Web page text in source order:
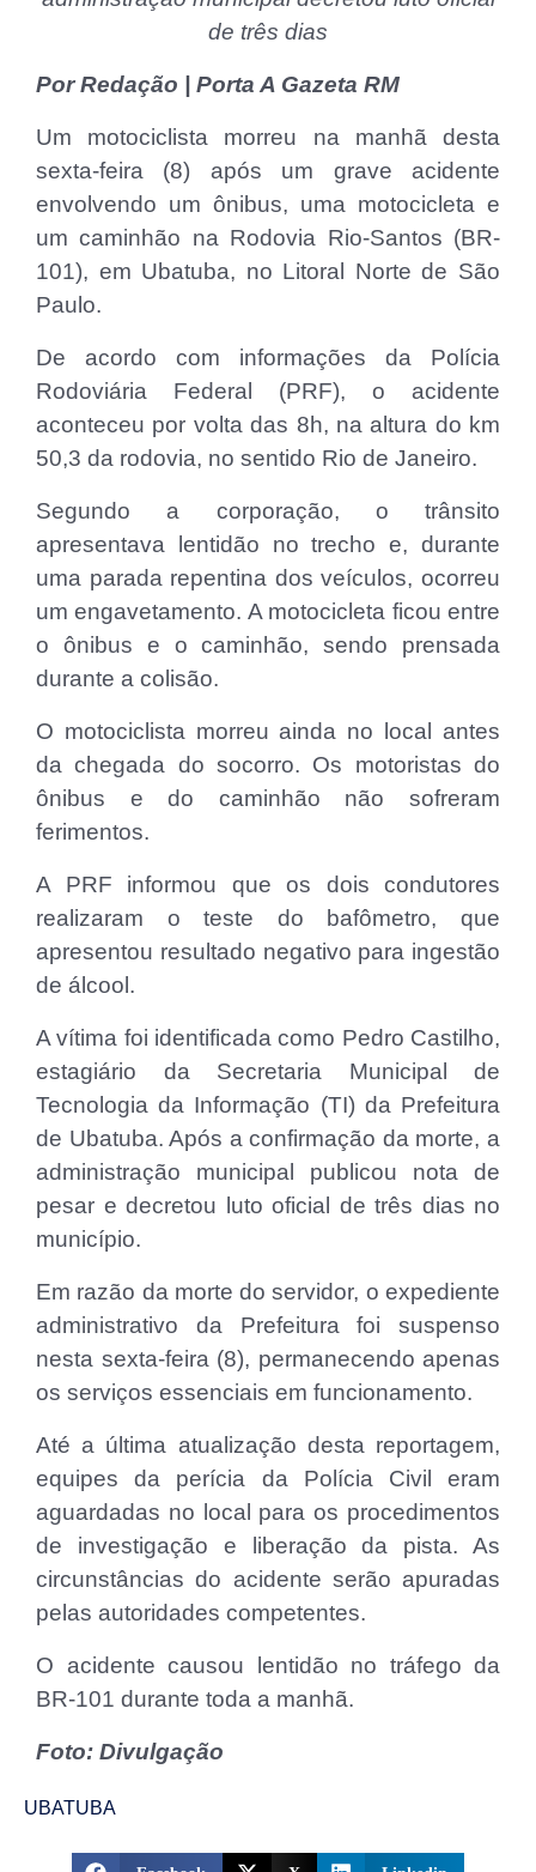
de três dias
Por Redação | Porta A Gazeta RM
Um motociclista morreu na manhã desta
sexta-feira (8) após um grave acidente
envolvendo um ônibus, uma motocicleta e
um caminhão na Rodovia Rio-Santos (BR-
101), em Ubatuba, no Litoral Norte de São
Paulo.
De acordo com informações da Polícia
Rodoviária Federal (PRF), o acidente
aconteceu por volta das 8h, na altura do km
50,3 da rodovia, no sentido Rio de Janeiro.
Segundo a corporação, o trânsito
apresentava lentidão no trecho e, durante
uma parada repentina dos veículos, ocorreu
um engavetamento. A motocicleta ficou entre
o ônibus e o caminhão, sendo prensada
durante a colisão.
O motociclista morreu ainda no local antes
da chegada do socorro. Os motoristas do
ônibus e do caminhão não sofreram
ferimentos.
A PRF informou que os dois condutores
realizaram o teste do bafômetro, que
apresentou resultado negativo para ingestão
de álcool.
A vítima foi identificada como Pedro Castilho,
estagiário da Secretaria Municipal de
Tecnologia da Informação (TI) da Prefeitura
de Ubatuba. Após a confirmação da morte, a
administração municipal publicou nota de
pesar e decretou luto oficial de três dias no
município.
Em razão da morte do servidor, o expediente
administrativo da Prefeitura foi suspenso
nesta sexta-feira (8), permanecendo apenas
os serviços essenciais em funcionamento.
Até a última atualização desta reportagem,
equipes da perícia da Polícia Civil eram
aguardadas no local para os procedimentos
de investigação e liberação da pista. As
circunstâncias do acidente serão apuradas
pelas autoridades competentes.
O acidente causou lentidão no tráfego da
BR-101 durante toda a manhã.
Foto: Divulgação
UBATUBA